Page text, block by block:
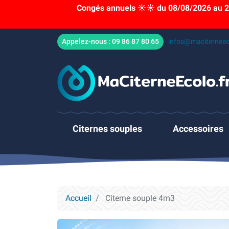
Congés annuels ☀️☀️ du 08/08/2026 au
Appelez-nous : 09 86 87 80 65
Citernes souples Accessoires
Accueil Citerne souple 4m3